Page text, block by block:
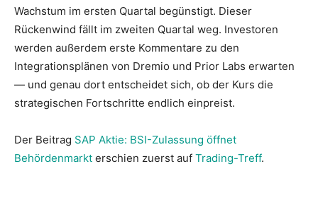
Wachstum im ersten Quartal begünstigt. Dieser
Rückenwind fällt im zweiten Quartal weg. Investoren
werden außerdem erste Kommentare zu den
Integrationsplänen von Dremio und Prior Labs erwarten
— und genau dort entscheidet sich, ob der Kurs die
strategischen Fortschritte endlich einpreist.
Der Beitrag SAP Aktie: BSI-Zulassung öffnet
Behördenmarkt erschien zuerst auf Trading-Treff.